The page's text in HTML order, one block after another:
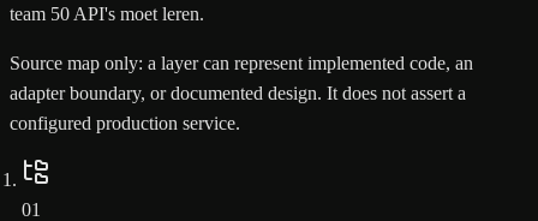
team 50 API's moet leren.
Source map only: a layer can represent implemented code, an
adapter boundary, or documented design. It does not assert a
configured production service.
01